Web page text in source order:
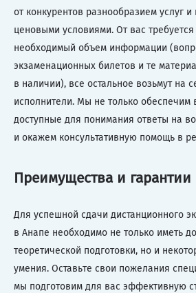
от конкурентов разнообразием услуг
ценовыми условиями. От вас
необходимый объем информации
экзаменационных билетов и те
в наличии), все остальное возьмут на
исполнители. Мы не только обеспечим
доступные для понимания ответы на
и окажем консультативную помощь в
Преимущества и гарантии
Для успешной сдачи дистанционного
в Анапе необходимо не только иметь
теоретической подготовки, но и
умения. Оставьте свои пожелания
мы подготовим для вас эффективную